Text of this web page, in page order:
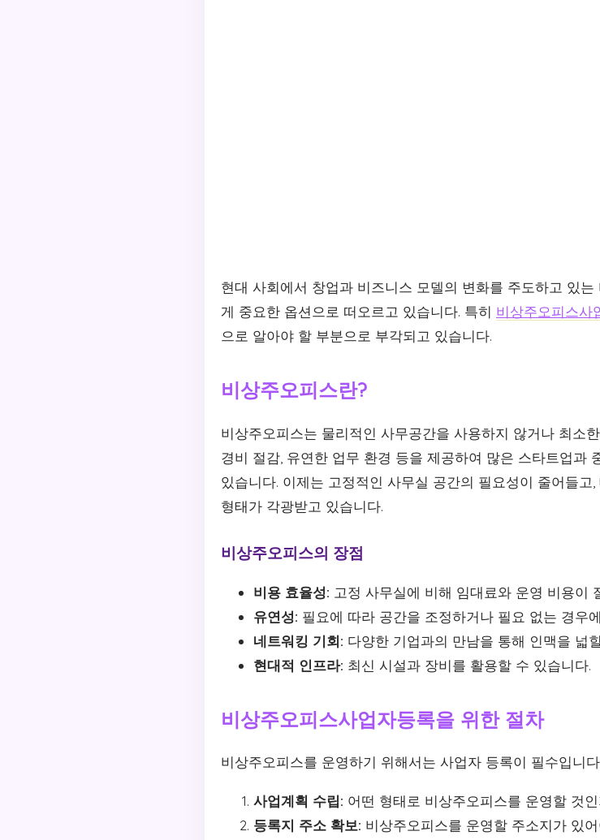
현대 사회에서 창업과 비즈니스 모델의 변화를 주도하고 있
게 중요한 옵션으로 떠오르고 있습니다. 특히 비상주오피스사
으로 알아야 할 부분으로 부각되고 있습니다.
비상주오피스란?
비상주오피스는 물리적인 사무공간을 사용하지 않거나 최소
경비 절감, 유연한 업무 환경 등을 제공하여 많은 스타트업과
있습니다. 이제는 고정적인 사무실 공간의 필요성이 줄어들
형태가 각광받고 있습니다.
비상주오피스의 장점
비용 효율성: 고정 사무실에 비해 임대료와 운영 비용이
유연성: 필요에 따라 공간을 조정하거나 필요 없는 경우
네트워킹 기회: 다양한 기업과의 만남을 통해 인맥을 넓
현대적 인프라: 최신 시설과 장비를 활용할 수 있습니다.
비상주오피스사업자등록을 위한 절차
비상주오피스를 운영하기 위해서는 사업자 등록이 필수입니
사업계획 수립: 어떤 형태로 비상주오피스를 운영할 것
등록지 주소 확보: 비상주오피스를 운영할 주소지가 있